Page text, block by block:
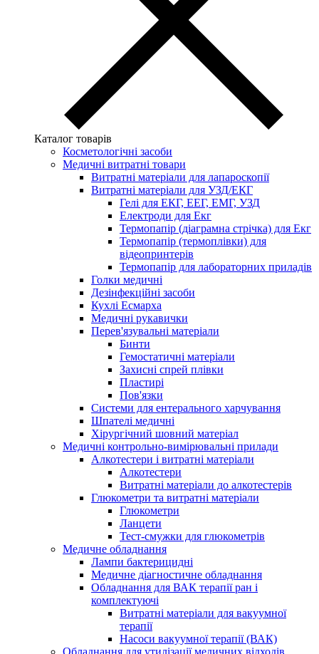
Каталог товарів
Косметологічні засоби
Медичні витратні товари
Витратні матеріали для лапароскопії
Витратні матеріали для УЗД/ЕКГ
Гелі для ЕКГ, ЕЕГ, ЕМГ, УЗД
Електроди для Екг
Термопапір (діаграмна стрічка) для Екг
Термопапір (термоплівки) для
відеопринтерів
Термопапір для лабораторних приладів
Голки медичні
Дезінфекційні засоби
Кухлі Есмарха
Медичні рукавички
Перев'язувальні матеріали
Бинти
Гемостатичні матеріали
Захисні спрей плівки
Пластирі
Пов'язки
Системи для ентерального харчування
Шпателі медичні
Хірургічний шовний матеріал
Медичні контрольно-вимірювальні прилади
Алкотестери і витратні матеріали
Алкотестери
Витратні матеріали до алкотестерів
Глюкометри та витратні матеріали
Глюкометри
Ланцети
Тест-смужки для глюкометрів
Медичне обладнання
Лампи бактерицидні
Медичне діагностичне обладнання
Обладнання для ВАК терапії ран і
комплектуючі
Витратні матеріали для вакуумної
терапії
Насоси вакуумної терапії (ВАК)
Обладнання для утилізації медичних відходів